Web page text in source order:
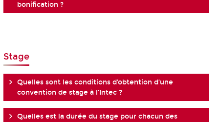
bonification ?
Stage
Quelles sont les conditions d’obtention d’une
convention de stage à l’Intec ?
Quelles est la durée du stage pour chacun des